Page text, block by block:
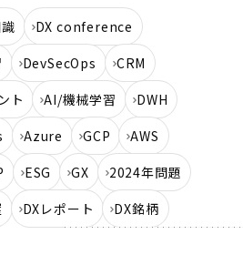
DX conference
DevSecOps
CRM
ト
AI/機械学習
DWH
Azure GCP
AWS
ESG GX
2024年問題
DXレポート DX銘柄